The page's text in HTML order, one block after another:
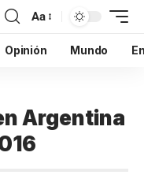
Aa
Opinión Mundo
Argentina